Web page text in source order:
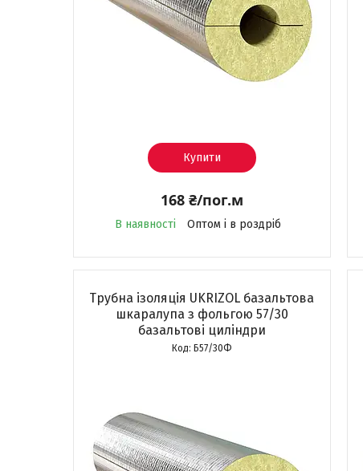
Купити
168 ₴/пог.м
В наявності Оптом і в роздріб
Трубна ізоляція UKRIZOL базальтова
шкаралупа з фольгою 57/30
базальтові циліндри
Б57/30Ф